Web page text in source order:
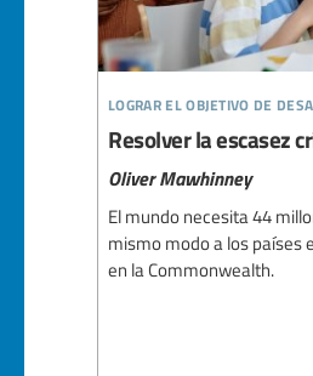
lograr el objetivo de
Resolver la escasez
Oliver Mawhinney
El mundo necesita 44
mismo modo a los países
en la Commonwealth.